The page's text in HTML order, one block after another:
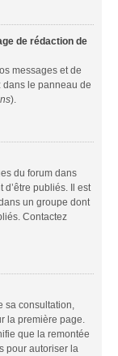
de rédaction de
messages et de
dans le panneau de
).
du forum dans
d’être publiés. Il est
un groupe dont
Contactez
sa consultation,
la première page.
que la remontée
pour autoriser la